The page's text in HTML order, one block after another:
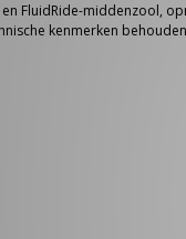
en FluidRide-
kenmerken